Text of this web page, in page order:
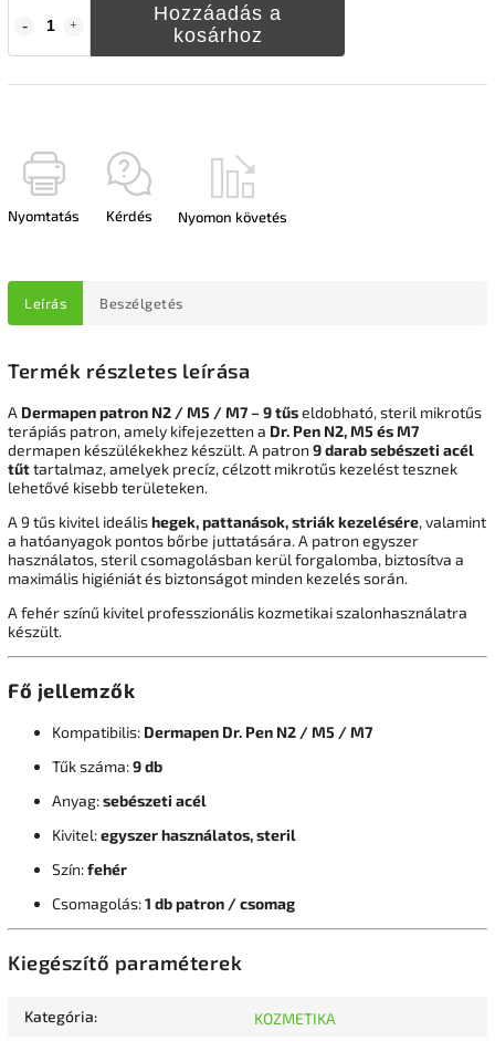
Hozzáadás a
kosárhoz
Nyomtatás Kérdés Nyomon követés
Leírás Beszélgetés
Termék részletes leírása
A Dermapen patron N2 / M5 / M7 – 9 tűseldobható, steril mikrotűs
terápiás patron, amely kifejezetten a Dr. Pen N2, M5 és M7
dermapen készülékekhez készült. A patron 9 darab sebészeti acél
tűttartalmaz, amelyek precíz, célzott mikrotűs kezelést tesznek
lehetővé kisebb területeken.
A 9 tűs kivitel ideálishegek, pattanások, striák kezelésére, valamint
a hatóanyagok pontos bőrbe juttatására. A patron egyszer
használatos, steril csomagolásban kerül forgalomba, biztosítva a
maximális higiéniát és biztonságot minden kezelés során.
A fehér színű kivitel professzionális kozmetikai szalonhasználatra
készült.
Fő jellemzők
Kompatibilis: Dermapen Dr. Pen N2 / M5 / M7
Tűk száma:9 db
Anyag:sebészeti acél
Kivitel:egyszer használatos, steril
Szín:fehér
Csomagolás:1 db patron / csomag
Kiegészítő paraméterek
Kategória: KOZMETIKA